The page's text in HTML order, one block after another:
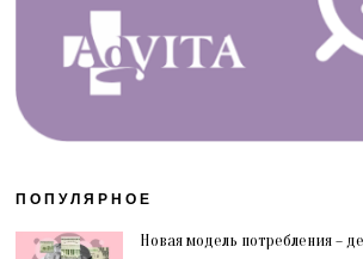
ПОПУЛЯРНОЕ
Новая модель потребления –